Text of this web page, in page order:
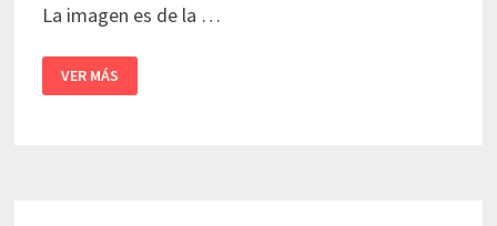
La imagen es de la …
EL
HOMBRE
ELEFANTE
VER MÁS